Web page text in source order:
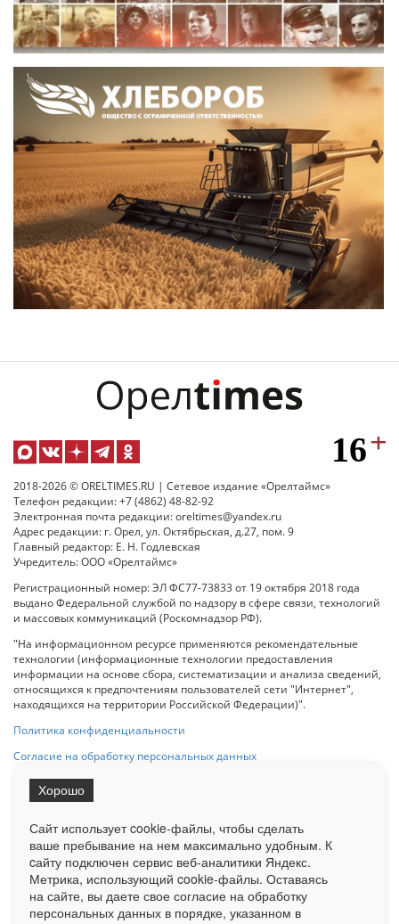
2018-2026 © ORELTIMES.RU | Сетевое издание «Орелтаймс»
Телефон редакции: +7 (4862) 48-82-92
Электронная почта редакции: oreltimes@yandex.ru
Адрес редакции: г. Орел, ул. Октябрьская, д.27, пом. 9
Главный редактор: Е. Н. Годлевская
Учредитель: ООО «Орелтаймс»
Регистрационный номер: ЭЛ ФС77-73833 от 19 октября 2018 года
выдано Федеральной службой по надзору в сфере связи, технологий
и массовых коммуникаций (Роскомнадзор РФ).
"На информационном ресурсе применяются рекомендательные
технологии (информационные технологии предоставления
информации на основе сбора, систематизации и анализа сведений,
относящихся к предпочтениям пользователей сети "Интернет",
находящихся на территории Российской Федерации)".
Политика конфиденциальности
Согласие на обработку персональных данных
на Сетевое издание «ОрелТаймс» обязательна.
Ограниченная статистика посещаемости доступна на сайте
Liveinternet.ru . Подробная статистика для рекламодателей по запросу
у менеджера.
Сайт использует cookie-файлы, чтобы сделать
ваше пребывание на нем максимально удобным. К
cайту подключен сервис веб-аналитики Яндекс.
Метрика, использующий cookie-файлы. Оставаясь
на сайте, вы даете свое согласие на обработку
персональных данных в порядке, указанном в
Хорошо